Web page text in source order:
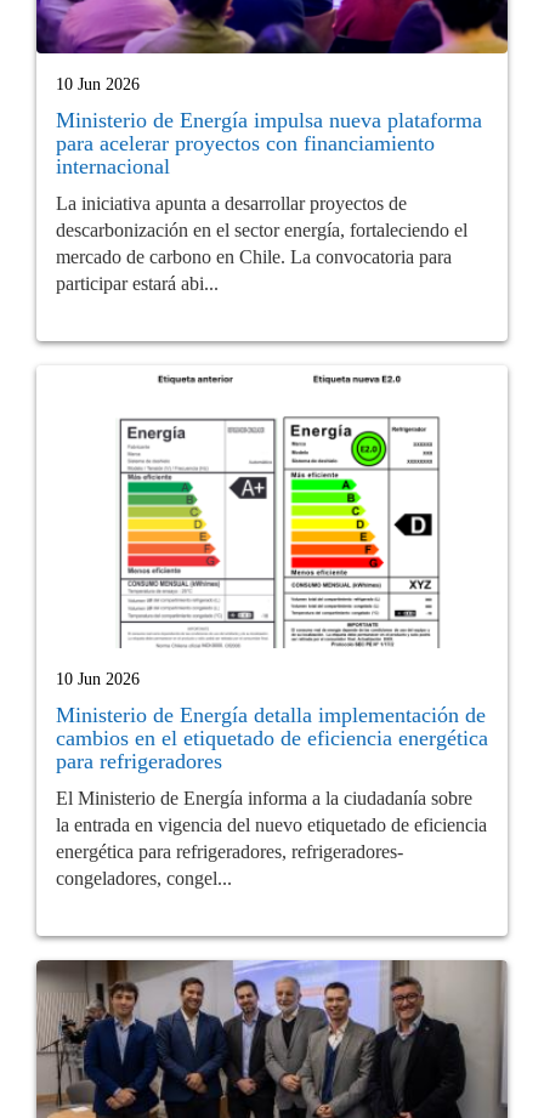
10 Jun 2026
Ministerio de Energía impulsa nueva plataforma
para acelerar proyectos con financiamiento
internacional
La iniciativa apunta a desarrollar proyectos de
descarbonización en el sector energía, fortaleciendo el
mercado de carbono en Chile. La convocatoria para
participar estará abi...
10 Jun 2026
Ministerio de Energía detalla implementación de
cambios en el etiquetado de eficiencia energética
para refrigeradores
El Ministerio de Energía informa a la ciudadanía sobre
la entrada en vigencia del nuevo etiquetado de eficiencia
energética para refrigeradores, refrigeradores-
congeladores, congel...